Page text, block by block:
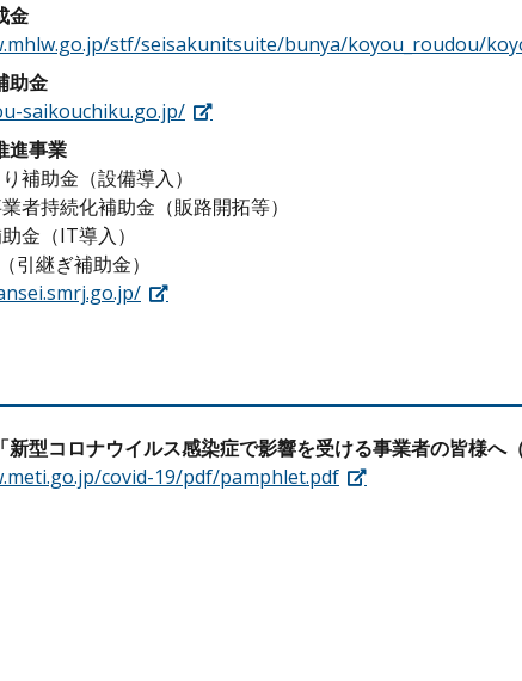
金
stf/seisakunitsuite/bunya/koyou_roudou/
助金
saikouchiku.go.jp/
進事業
補助金（設備導入）
者持続化補助金（販路開拓等）
金（IT導入）
継ぎ補助金）
新型コロナウイルス感染症で影響を受ける事業者の皆様へ
covid-19/pdf/pamphlet.pdf